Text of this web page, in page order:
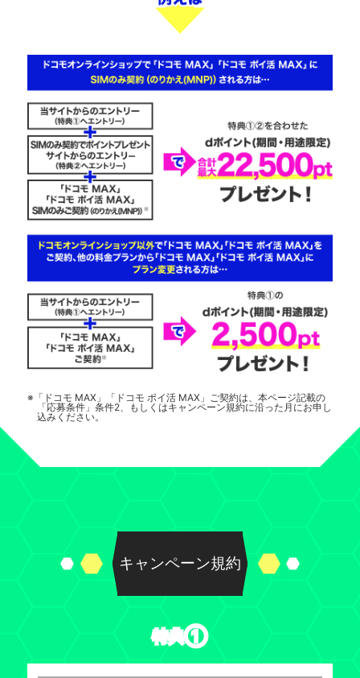
※「ドコモ MAX」「ドコモ ポイ活 MAX」ご契約は、本ページ記載の
「応募条件」条件2、もしくはキャンペーン規約に沿った月にお申し
込みください。
キャンペーン規約
特典①